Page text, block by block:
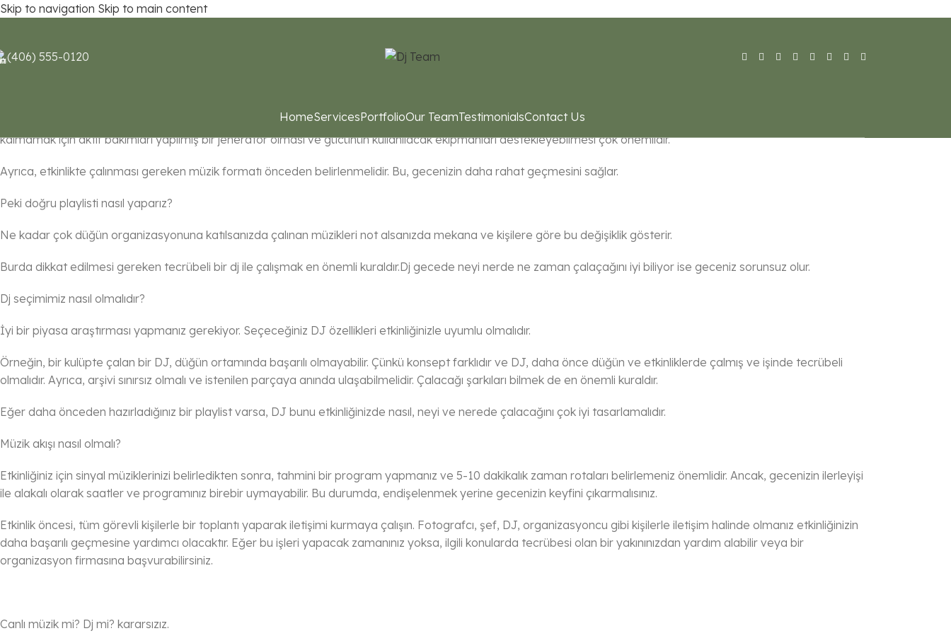
Skip to navigation Skip to main content
(406) 555-0120
HomeServicesPortfolioOur TeamTestimonialsContact Us
SIKÇA SORULAN SORULAR
Etkinliğiniz için iyi bir planlama şarttır. Kurulacak ekipmanların açık veya kapalı alanda kullanılacak olması önemlidir. Etkinliğin yapılacağı yerde enerji kesintisine maruz
kalmamak için aktif bakımları yapılmış bir jeneratör olması ve gücünün kullanılacak ekipmanları destekleyebilmesi çok önemlidir.
Ayrıca, etkinlikte çalınması gereken müzik formatı önceden belirlenmelidir. Bu, gecenizin daha rahat geçmesini sağlar.
Peki doğru playlisti nasıl yaparız?
Ne kadar çok düğün organizasyonuna katılsanızda çalınan müzikleri not alsanızda mekana ve kişilere göre bu değişiklik gösterir.
Burda dikkat edilmesi gereken tecrübeli bir dj ile çalışmak en önemli kuraldır.Dj gecede neyi nerde ne zaman çalaçağını iyi biliyor ise geceniz sorunsuz olur.
Dj seçimimiz nasıl olmalıdır?
İyi bir piyasa araştırması yapmanız gerekiyor. Seçeceğiniz DJ özellikleri etkinliğinizle uyumlu olmalıdır.
Örneğin, bir kulüpte çalan bir DJ, düğün ortamında başarılı olmayabilir. Çünkü konsept farklıdır ve DJ, daha önce düğün ve etkinliklerde çalmış ve işinde tecrübeli
olmalıdır. Ayrıca, arşivi sınırsız olmalı ve istenilen parçaya anında ulaşabilmelidir. Çalacağı şarkıları bilmek de en önemli kuraldır.
Eğer daha önceden hazırladığınız bir playlist varsa, DJ bunu etkinliğinizde nasıl, neyi ve nerede çalacağını çok iyi tasarlamalıdır.
Müzik akışı nasıl olmalı?
Etkinliğiniz için sinyal müziklerinizi belirledikten sonra, tahmini bir program yapmanız ve 5-10 dakikalık zaman rotaları belirlemeniz önemlidir. Ancak, gecenizin ilerleyişi
ile alakalı olarak saatler ve programınız birebir uymayabilir. Bu durumda, endişelenmek yerine gecenizin keyfini çıkarmalısınız.
Etkinlik öncesi, tüm görevli kişilerle bir toplantı yaparak iletişimi kurmaya çalışın. Fotografcı, şef, DJ, organizasyoncu gibi kişilerle iletişim halinde olmanız etkinliğinizin
daha başarılı geçmesine yardımcı olacaktır. Eğer bu işleri yapacak zamanınız yoksa, ilgili konularda tecrübesi olan bir yakınınızdan yardım alabilir veya bir
organizasyon firmasına başvurabilirsiniz.
Canlı müzik mi? Dj mi? kararsızız.